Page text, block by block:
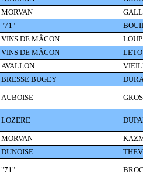
MORVAN
"71"
VINS DE MÂCON
VINS DE MÂCON
AVALLON
BRESSE BUGEY
AUBOISE
LOZERE
MORVAN
DUNOISE
"71"